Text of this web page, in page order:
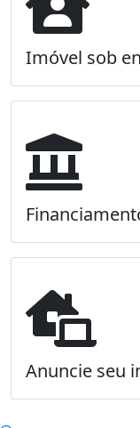
Imóvel sob
Anuncie seu